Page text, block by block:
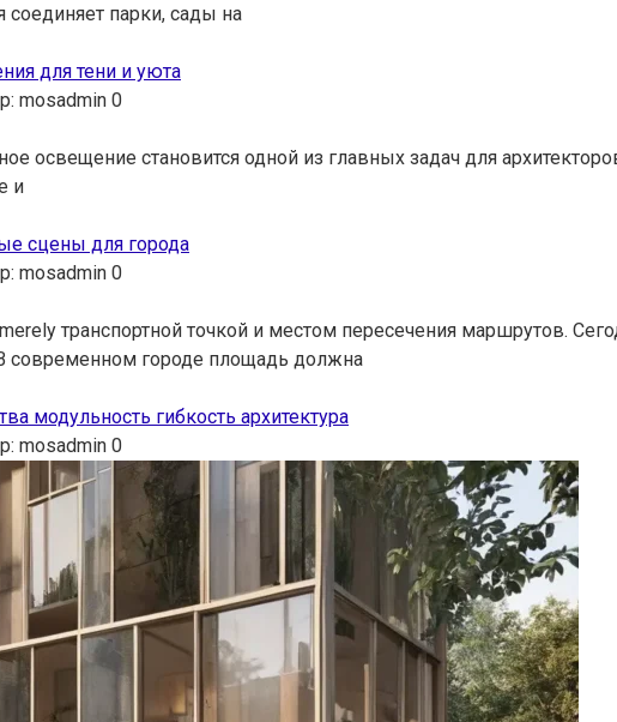
соединяет парки, сады на
для тени и уюта
mosadmin 0
освещение становится одной из главных задач для
и
сцены для города
mosadmin 0
транспортной точкой и местом пересечения маршрутов.
современном городе площадь должна
модульность гибкость архитектура
mosadmin 0